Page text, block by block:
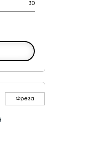
30
Фреза